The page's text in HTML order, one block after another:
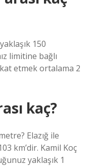
150
limitine bağlı
etmek ortalama 2
kaç?
Elazığ ile
km’dir. Kamil Koç
yaklaşık 1